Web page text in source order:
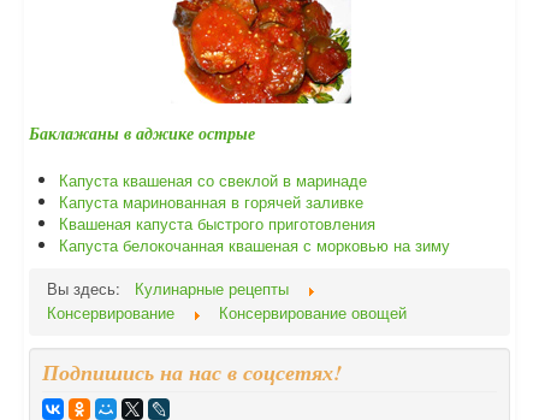
Баклажаны в аджике острые
Капуста квашеная со свeклой в маринаде
Капуста маринованная в горячей заливке
Квашеная капуста быстрого приготовления
Капуста белокочанная квашеная с морковью на зиму
Вы здесь:
Кулинарные рецепты
Консервирование
Консервирование овощей
Подпишись на нас в соцсетях!